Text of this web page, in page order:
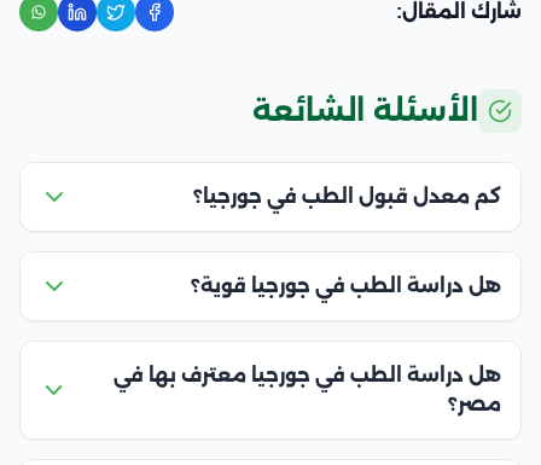
شارك المقال:
الأسئلة الشائعة
كم معدل قبول الطب في جورجيا؟
هل دراسة الطب في جورجيا قوية؟
هل دراسة الطب في جورجيا معترف بها في
مصر؟